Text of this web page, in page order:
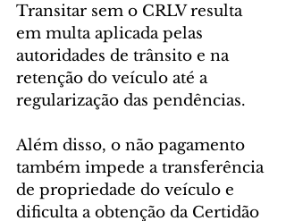
Transitar sem o CRLV resulta
em multa aplicada pelas
autoridades de trânsito e na
retenção do veículo até a
regularização das pendências.
Além disso, o não pagamento
também impede a transferência
de propriedade do veículo e
dificulta a obtenção da Certidão